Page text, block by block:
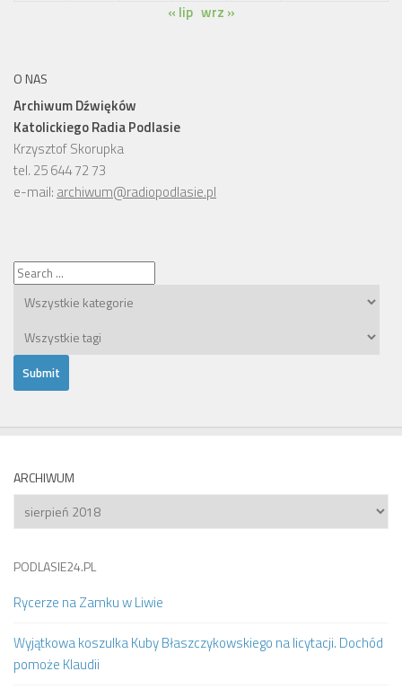
« lip wrz »
O NAS
Archiwum Dźwięków
Katolickiego Radia Podlasie
Krzysztof Skorupka
tel. 25 644 72 73
e-mail: archiwum@radiopodlasie.pl
ARCHIWUM
Archiwum
PODLASIE24.PL
Rycerze na Zamku w Liwie
Wyjątkowa koszulka Kuby Błaszczykowskiego na licytacji. Dochód
pomoże Klaudii